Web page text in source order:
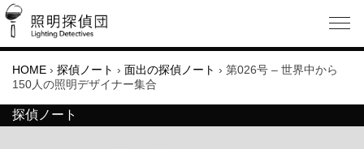
HOME › 探偵ノート › 面出の探偵ノート › 第026号 – 世界中から
150人の照明デザイナー集合
探偵ノート